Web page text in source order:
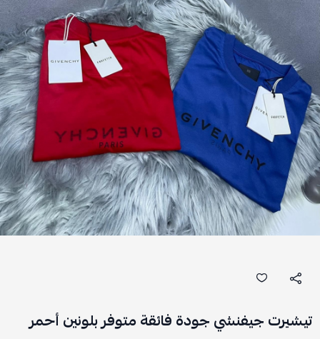
تيشيرت جيفنشي جودة فائقة متوفر بلونين أحمر